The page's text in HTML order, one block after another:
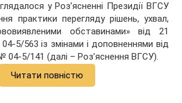
у Роз’ясненні Президії ВГСУ
практики перегляду рішень, ухвал,
обставинами» від 21
5/563 із змінами і доповненнями від
04-5/141 (далі – Роз’яснення ВГСУ).
Читати повністю